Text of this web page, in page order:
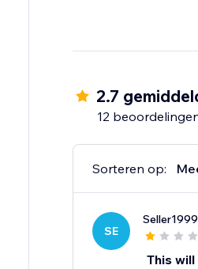
2.7
12
Sorteren op:
SE
Seller1999
This